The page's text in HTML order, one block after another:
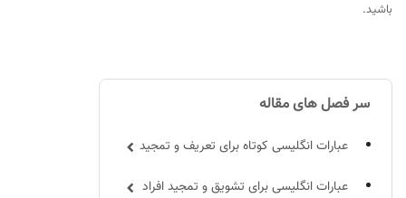
باشید.
سر فصل های مقاله
عبارات انگلیسی کوتاه برای تعریف و تمجید
عبارات انگلیسی برای تشویق و تمجید افراد